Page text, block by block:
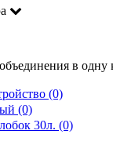
в одну
(0)
(0)
30л. (0)